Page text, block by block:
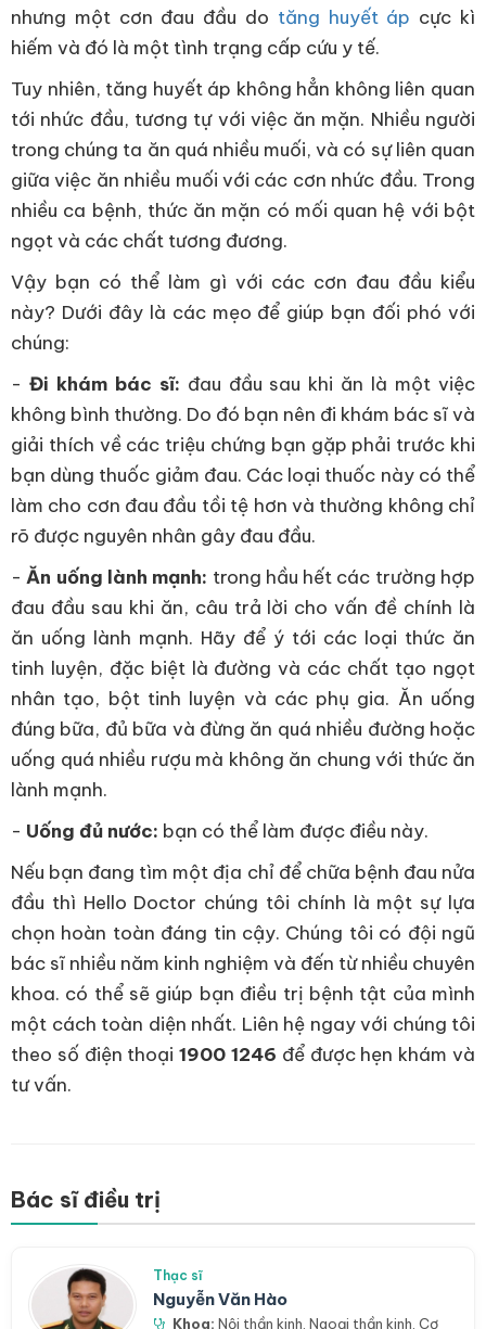
nhưng một cơn đau đầu do tăng huyết áp cực kì
hiếm và đó là một tình trạng cấp cứu y tế.
Tuy nhiên, tăng huyết áp không hẳn không liên quan
tới nhức đầu, tương tự với việc ăn mặn. Nhiều người
trong chúng ta ăn quá nhiều muối, và có sự liên quan
giữa việc ăn nhiều muối với các cơn nhức đầu. Trong
nhiều ca bệnh, thức ăn mặn có mối quan hệ với bột
ngọt và các chất tương đương.
Vậy bạn có thể làm gì với các cơn đau đầu kiểu
này? Dưới đây là các mẹo để giúp bạn đối phó với
chúng:
- Đi khám bác sĩ: đau đầu sau khi ăn là một việc
không bình thường. Do đó bạn nên đi khám bác sĩ và
giải thích về các triệu chứng bạn gặp phải trước khi
bạn dùng thuốc giảm đau. Các loại thuốc này có thể
làm cho cơn đau đầu tồi tệ hơn và thường không chỉ
rõ được nguyên nhân gây đau đầu.
-Ăn uống lành mạnh: trong hầu hết các trường hợp
đau đầu sau khi ăn, câu trả lời cho vấn đề chính là
ăn uống lành mạnh. Hãy để ý tới các loại thức ăn
tinh luyện, đặc biệt là đường và các chất tạo ngọt
nhân tạo, bột tinh luyện và các phụ gia. Ăn uống
đúng bữa, đủ bữa và đừng ăn quá nhiều đường hoặc
uống quá nhiều rượu mà không ăn chung với thức ăn
lành mạnh.
- Uống đủ nước: bạn có thể làm được điều này.
Nếu bạn đang tìm một địa chỉ để chữa bệnh đau nửa
đầu thì Hello Doctor chúng tôi chính là một sự lựa
chọn hoàn toàn đáng tin cậy. Chúng tôi có đội ngũ
bác sĩ nhiều năm kinh nghiệm và đến từ nhiều chuyên
khoa. có thể sẽ giúp bạn điều trị bệnh tật của mình
một cách toàn diện nhất. Liên hệ ngay với chúng tôi
theo số điện thoại1900 1246 để được hẹn khám và
tư vấn.
Bác sĩ điều trị
Thạc sĩ
Nguyễn Văn Hào
Khoa: Nội thần kinh Ngoại thần kinh Cơ